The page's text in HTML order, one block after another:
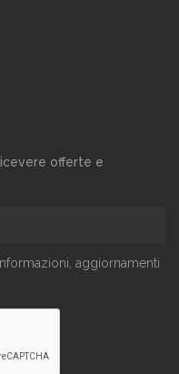
offerte e
aggiornamenti